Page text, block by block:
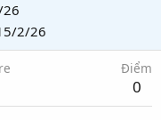
2/26
Điểm
0